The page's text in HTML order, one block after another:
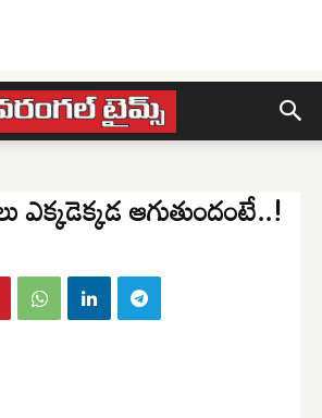
ఎక్కడెక్కడ ఆగుతుందంటే..!